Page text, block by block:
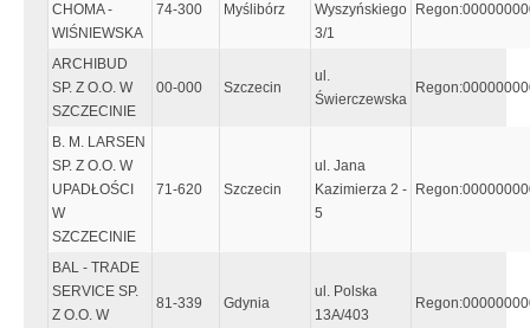
CHOMA -
WIŚNIEWSKA
74-300 Myślibórz
Wyszyńskiego
3/1
ARCHIBUD
SP. Z O.O. W
SZCZECINIE
00-000 Szczecin
ul.
Świerczewska
B. M. LARSEN
SP. Z O.O. W
UPADŁOŚCI
W
SZCZECINIE
71-620 Szczecin
ul. Jana
Kazimierza 2 -
5
BAL - TRADE
SERVICE SP.
Z O.O. W
81-339 Gdynia
ul. Polska
13A/403